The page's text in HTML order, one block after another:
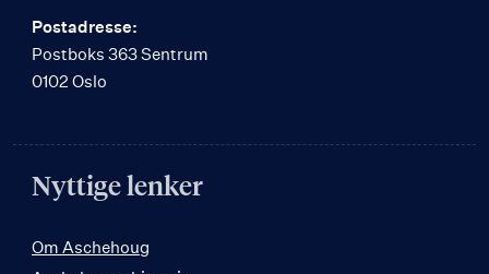
Postadresse:
Postboks 363 Sentrum
0102 Oslo
Nyttige lenker
Om Aschehoug